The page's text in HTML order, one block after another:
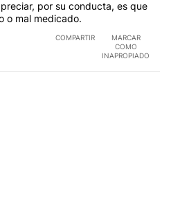
por su conducta, es que
o mal medicado.
COMPARTIR
MARCAR
COMO
INAPROPIADO